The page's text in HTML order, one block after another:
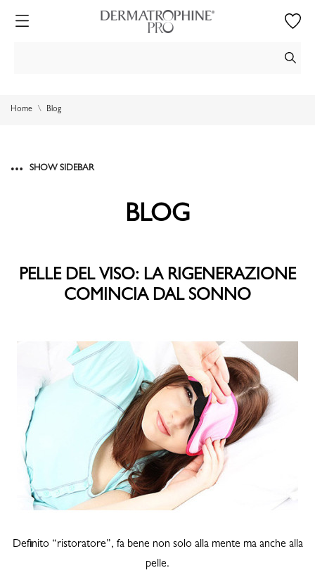
Home Blog
SHOW SIDEBAR
BLOG
PELLE DEL VISO: LA RIGENERAZIONE
COMINCIA DAL SONNO
Definito “ristoratore”, fa bene non solo alla mente ma anche alla
pelle.